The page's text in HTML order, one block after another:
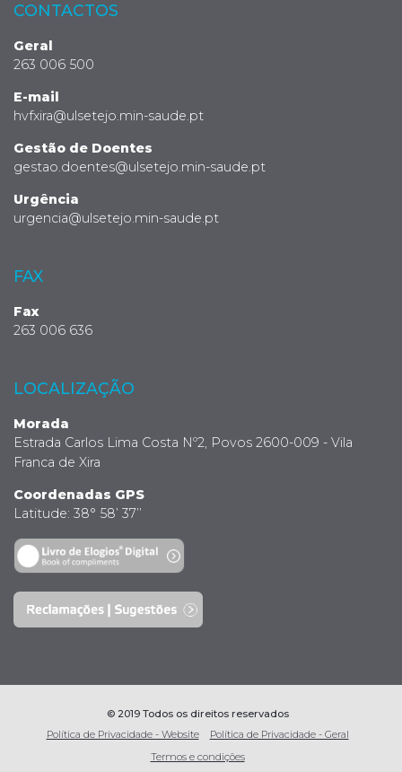
CONTACTOS
Geral
263 006 500
E-mail
hvfxira@ulsetejo.min-saude.pt
Gestão de Doentes
gestao.doentes@ulsetejo.min-saude.pt
Urgência
urgencia@ulsetejo.min-saude.pt
FAX
Fax
263 006 636
LOCALIZAÇÃO
Morada
Estrada Carlos Lima Costa Nº2, Povos 2600-009 - Vila
Franca de Xira
Coordenadas GPS
Latitude: 38° 58’ 37’’
© 2019 Todos os direitos reservados
Política de Privacidade - Website
Política de Privacidade - Geral
Termos e condições